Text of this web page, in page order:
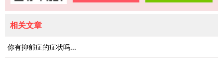
相关文章
你有抑郁症的症状吗...